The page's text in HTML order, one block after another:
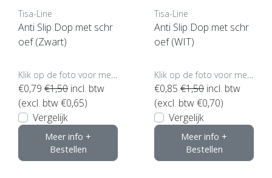
Tisa-Line
Anti Slip Dop met schr
oef (Zwart)
€0,79 €1,50 incl. btw
(excl. btw €0,65)
Vergelijk
Meer info +
Bestellen
Tisa-Line
Anti Slip Dop met schr
oef (WIT)
€0,85 €1,50 incl. btw
(excl. btw €0,70)
Vergelijk
Meer info +
Bestellen